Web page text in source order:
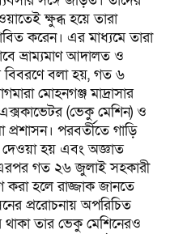
ক্ষুব্ধ হয়ে তারা
করেন। এর মাধ্যমে তারা
ভ্রাম্যমাণ আদালত ও
বিবরণে বলা হয়, গত ৬
মোহনগঞ্জ মাদ্রাসার
(ভেকু মেশিন) ও
পরবর্তীতে গাড়ি
দেওয়া হয় এবং অজ্ঞাত
এরপর গত ২৬ জুলাই সহকারী
করা হলে রাজ্জাক জানতে
প্ররোচনায় অপরিচিত
তার ভেকু মেশিনেরও